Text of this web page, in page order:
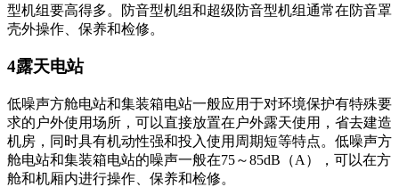
型机组要高得多。防音型机组和超级防音型机组通常在防音罩
壳外操作、保养和检修。
4露天电站
低噪声方舱电站和集装箱电站一般应用于对环境保护有特殊要
求的户外使用场所，可以直接放置在户外露天使用，省去建造
机房，同时具有机动性强和投入使用周期短等特点。低噪声方
舱电站和集装箱电站的噪声一般在75～85dB（A），可以在方
舱和机厢内进行操作、保养和检修。